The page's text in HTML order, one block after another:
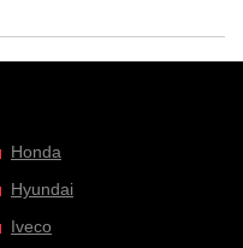
Honda
Hyundai
Iveco